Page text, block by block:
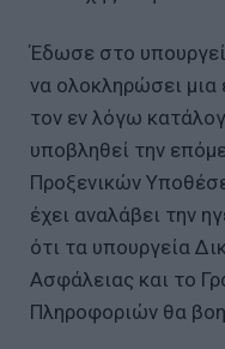
Έδωσε στο
να ολοκληρώσει μια
τον εν λόγω
υποβληθεί την
Προξενικών
έχει αναλάβει την
ότι τα υπουργεία
Ασφάλειας και το
Πληροφοριών θα